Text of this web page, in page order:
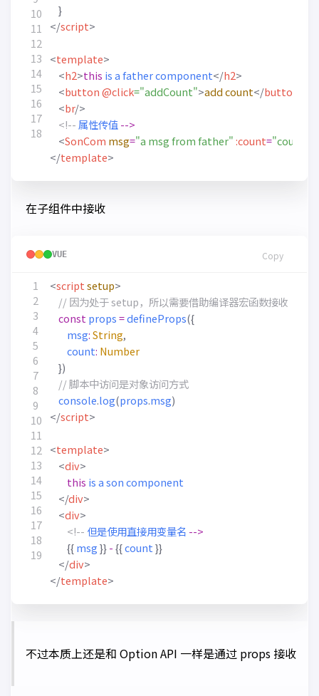
14
17
}
</script>
<template>
<h2>this is a fathercomponent</h2>
<button @click="addCount">add count</button
<br/>
<!-- 属性传值 -->
<SonCom msg="a msg from father" :count="count"
</template>
在子组件中接收
VUE Copy
4
7
14
17
<script setup>
const props =defineProps({
msg: String,
count: Number
})
console.log(props.msg)
</script>
<template>
<div>
this is a son component
</div>
<div>
<!-- 但是使用直接用变量名 -->
{{msg }}- {{count }}
</div>
</template>
不过本质上还是和 Option API 一样是通过 props 接收